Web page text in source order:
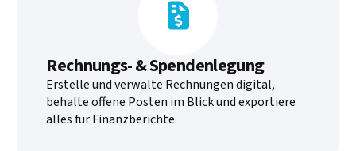

Rechnungs- & Spendenlegung
Erstelle und verwalte Rechnungen digital,
behalte offene Posten im Blick und exportiere
alles für Finanzberichte.